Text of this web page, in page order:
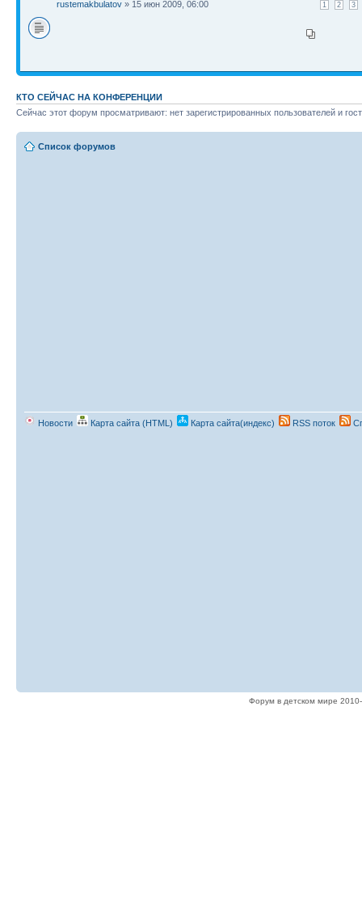
1 2 3
rustemakbulatov » 15 июн 2009, 06:00
КТО СЕЙЧАС НА КОНФЕРЕНЦИИ
Сейчас этот форум просматривают: нет зарегистрированных пользователей и
Список форумов
Новости Карта сайта (HTML) Карта сайта(индекс) RSS поток
Форум в детском мире